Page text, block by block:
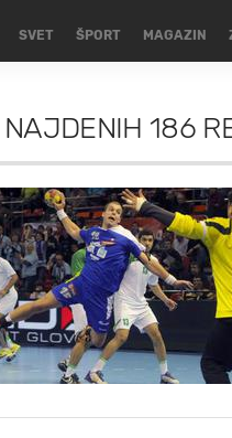
SVET ŠPORT MAGAZIN
NAJDENIH 186